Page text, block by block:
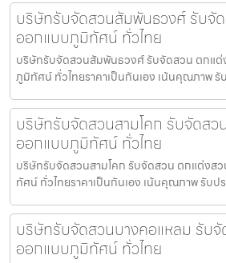
บริษัทรับจัดสวนสัมพันธวงศ์ รับจั
ออกแบบภูมิทัศน์ ทั่วไทย
บริษัทรับจัดสวนสัมพันธวงศ์ รับจัดสวน ตกแ
ภูมิทัศน์ ทั่วไทยราคาเป็นกันเอง เน้นคุณภาพ รั
บริษัทรับจัดสวนสามโคก รับจัดสว
ออกแบบภูมิทัศน์ ทั่วไทย
บริษัทรับจัดสวนสามโคก รับจัดสวน ตกแต่งส
ทัศน์ ทั่วไทยราคาเป็นกันเอง เน้นคุณภาพ รับป
บริษัทรับจัดสวนบางคอแหลม รับ
ออกแบบภูมิทัศน์ ทั่วไทย